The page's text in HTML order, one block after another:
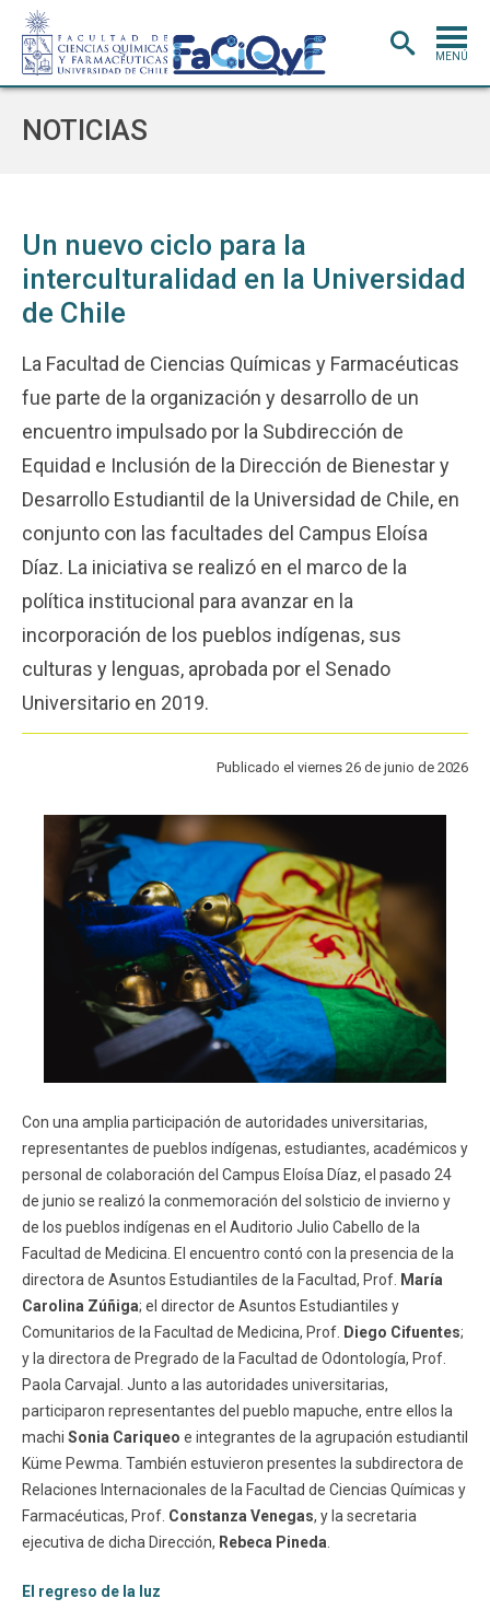
MENÚ
POSTGRADO
INVESTIGACIÓNE INNOVACIÓN
BIBLIOTECA
DEPARTAMENTOS
FACULTAD
Funcionarios Egresados
NOTICIAS
Un nuevo ciclo para la
interculturalidad en la Universidad
de Chile
La Facultad de Ciencias Químicas y Farmacéuticas
fue parte de la organización y desarrollo de un
encuentro impulsado por la Subdirección de
Equidad e Inclusión de la Dirección de Bienestar y
Desarrollo Estudiantil de la Universidad de Chile, en
conjunto con las facultades del Campus Eloísa
Díaz. La iniciativa se realizó en el marco de la
política institucional para avanzar en la
incorporación de los pueblos indígenas, sus
culturas y lenguas, aprobada por el Senado
Universitario en 2019.
Publicado el viernes 26 de junio de 2026
Con una amplia participación de autoridades universitarias,
representantes de pueblos indígenas, estudiantes, académicos y
personal de colaboración del Campus Eloísa Díaz, el pasado 24
de junio se realizó la conmemoración del solsticio de invierno y
de los pueblos indígenas en el Auditorio Julio Cabello de la
Facultad de Medicina. El encuentro contó con la presencia de la
directora de Asuntos Estudiantiles de la Facultad, Prof. María
Carolina Zúñiga; el director de Asuntos Estudiantiles y
Comunitarios de la Facultad de Medicina, Prof. Diego Cifuentes;
y la directora de Pregrado de la Facultad de Odontología, Prof.
Paola Carvajal. Junto a las autoridades universitarias,
participaron representantes del pueblo mapuche, entre ellos la
machi Sonia Cariqueo e integrantes de la agrupación estudiantil
Küme Pewma. También estuvieron presentes la subdirectora de
Relaciones Internacionales de la Facultad de Ciencias Químicas y
Farmacéuticas, Prof. Constanza Venegas, y la secretaria
ejecutiva de dicha Dirección, Rebeca Pineda
El regreso de la luz